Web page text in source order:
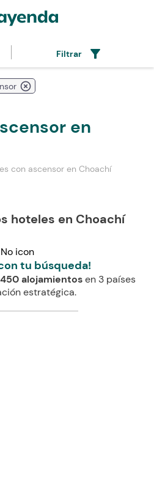
Filtrar filter_alt
highlight_off
en
con ascensor en Choachí
hoteles en Choachí
No icon
tu búsqueda!
450 alojamientosen 3 países
estratégica.